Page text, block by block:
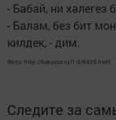
- Бабай, ни хәлегез
- Балам, без бит
килдек, - дим.
Фото: http://babyzzz.ru/1-3/6435.html
Следите за